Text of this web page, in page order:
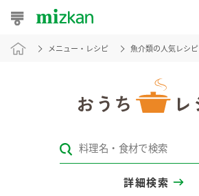
おうちレシピ
レシピカテゴリ一覧
メニュー・レシピ 魚介類の人気レシピ
詳細検索